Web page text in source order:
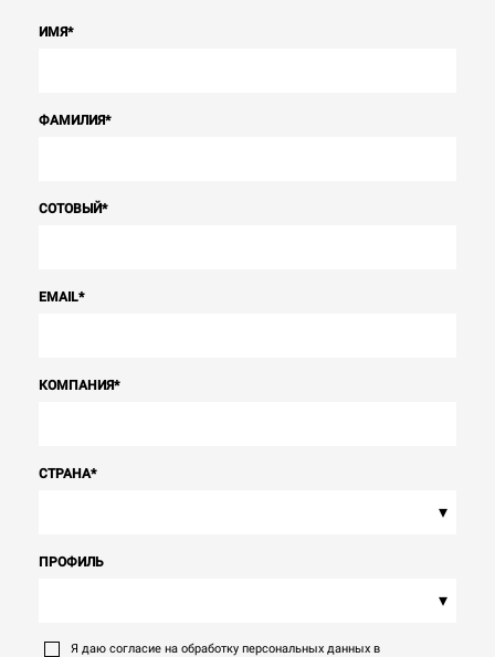
ИМЯ*
ФАМИЛИЯ*
СОТОВЫЙ*
EMAIL*
КОМПАНИЯ*
СТРАНА*
▾
ПРОФИЛЬ
▾
Я даю согласие на обработку персональных данных в